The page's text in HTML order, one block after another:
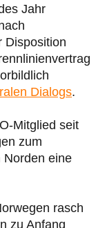
Jahr
Disposition
Dialogs.
Mitglied seit
zum
Norden eine
rasch
zu Anfang